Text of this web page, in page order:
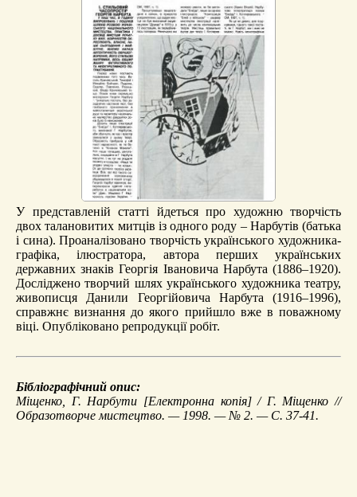
У представленій статті йдеться про художню творчість
двох талановитих митців із одного роду – Нарбутів (батька
і сина). Проаналізовано творчість українського художника-
графіка, ілюстратора, автора перших українських
державних знаків Георгія Івановича Нарбута (1886–1920).
Досліджено творчий шлях українського художника театру,
живописця Данили Георгійовича Нарбута (1916–1996),
справжнє визнання до якого прийшло вже в поважному
віці. Опубліковано репродукції робіт.
Бібліографічний опис:
Міщенко, Г. Нарбути [Електронна копія] / Г. Міщенко //
Образотворче мистецтво. — 1998. — № 2. — С. 37-41.